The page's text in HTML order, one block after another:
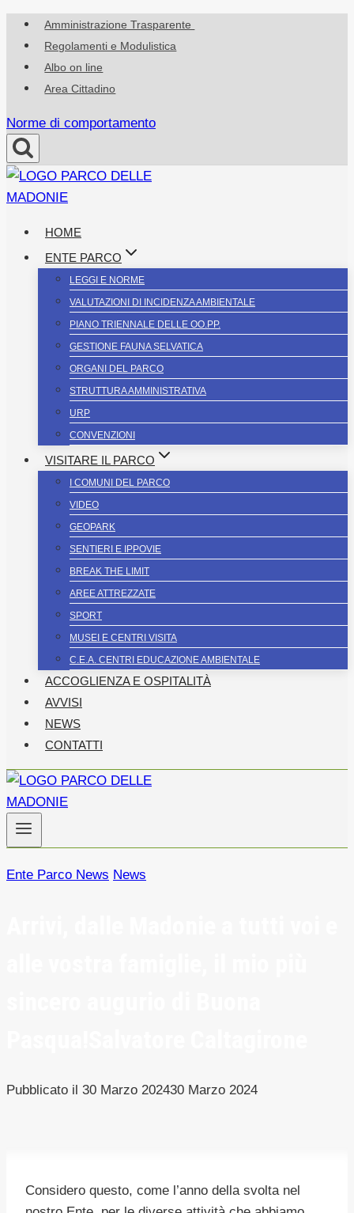
Salta
contenuto
Amministrazione Trasparente
Regolamenti e Modulistica
Albo on line
Area Cittadino
Norme di comportamento
HOME
ENTE PARCO
LEGGI E NORME
VALUTAZIONI DI INCIDENZA AMBIENTALE
PIANO TRIENNALE DELLE OO.PP.
GESTIONE FAUNA SELVATICA
ORGANI DEL PARCO
STRUTTURA AMMINISTRATIVA
URP
CONVENZIONI
VISITARE IL PARCO
I COMUNI DEL PARCO
VIDEO
GEOPARK
SENTIERI E IPPOVIE
BREAK THE LIMIT
AREE ATTREZZATE
SPORT
MUSEI E CENTRI VISITA
C.E.A. CENTRI EDUCAZIONE AMBIENTALE
ACCOGLIENZA E OSPITALITÀ
AVVISI
NEWS
CONTATTI
Ente Parco News News
Pubblicato il 30 Marzo 202430 Marzo 2024
Considero questo, come l’anno della svolta nel